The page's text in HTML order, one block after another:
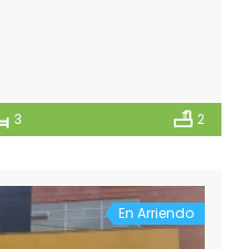
3 2
En Arriendo